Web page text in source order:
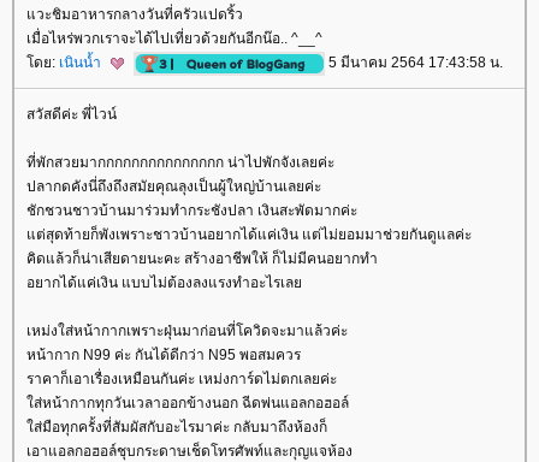
วะชิมอาหารกลางวันที่ครัวแปดริ้ว
เมื่อไหร่พวกเราจะได้ไปเที่ยวด้วยกันอีกน๊อ.. ^__^
ดย: เนินน้ำ 5 มีนาคม 2564 17:43:58 น.
สวัสดีค่ะ พี่ไวน์
ที่พักสวยมากกกกกกกกกกกกกกก น่าไปพักจังเลยค่ะ
ปลากดคังนี่ถึงถึงสมัยคุณลุงเป็นผู้ใหญ่บ้านเลยค่ะ
ชักชวนชาวบ้านมาร่วมทำกระชังปลา เงินสะพัดมากค่ะ
ต่สุดท้ายก็พังเพราะชาวบ้านอยากได้แค่เงิน แต่ไม่ยอมมาช่วยกันดูแลค่ะ
คิดแล้วก็น่าเสียดายนะคะ สร้างอาชีพให้ ก็ไม่มีคนอยากทำ
อยากได้แค่เงิน แบบไม่ต้องลงแรงทำอะไรเล
เหม่งใส่หน้ากากเพราะฝุ่นมาก่อนที่โควิดจะมาแล้วค่ะ
หน้ากาก N99 ค่ะ กันได้ดีกว่า N95 พอสมควร
ราคาก็เอาเรื่องเหมือนกันค่ะ เหม่งการ์ดไม่ตกเลยค่ะ
ส่หน้ากากทุกวันเวลาออกข้างนอก ฉีดพ่นแอลกอฮอล์
ส่มือทุกครั้งที่สัมผัสกับอะไรมาค่ะ กลับมาถึงห้องก็
เอาแอลกอฮอล์ชุบกระดาษเช็ดโทรศัพท์และกุญแจห้อง